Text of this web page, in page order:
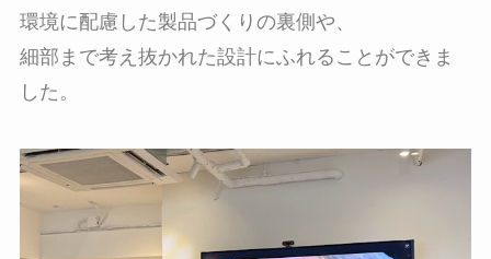
環境に配慮した製品づくりの裏側や、
細部まで考え抜かれた設計にふれることができま
した。